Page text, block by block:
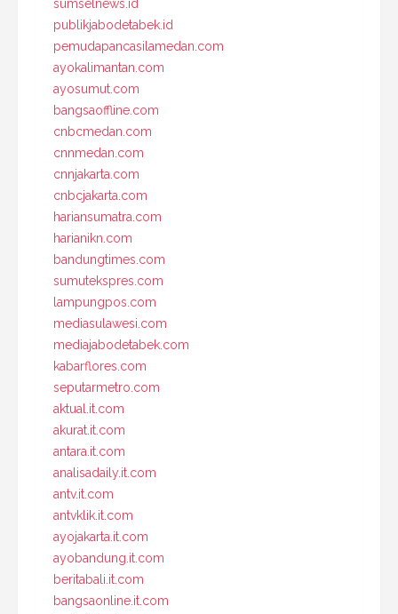
sumselnews.id
publikjabodetabek.id
pemudapancasilamedan.com
ayokalimantan.com
ayosumut.com
bangsaoffline.com
cnbcmedan.com
cnnmedan.com
cnnjakarta.com
cnbcjakarta.com
hariansumatra.com
harianikn.com
bandungtimes.com
sumutekspres.com
lampungpos.com
mediasulawesi.com
mediajabodetabek.com
kabarflores.com
seputarmetro.com
aktual.it.com
akurat.it.com
antara.it.com
analisadaily.it.com
antv.it.com
antvklik.it.com
ayojakarta.it.com
ayobandung.it.com
beritabali.it.com
bangsaonline.it.com